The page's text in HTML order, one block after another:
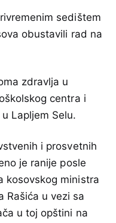
sedištem
obustavili rad na
zdravlja u
centra i
Lapljem Selu.
i prosvetnih
je ranije posle
kosovskog ministra
Rašića u vezi sa
u toj opštini na